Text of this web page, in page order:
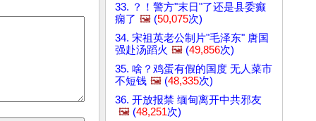
33. ？！警方"末日"了还是县委癫
痫了 🖼️ (50,075次)
34. 宋祖英老公制片"毛泽东" 唐国
强赴汤蹈火 🖼️ (49,856次)
35. 啥？鸡蛋有假的国度 无人菜市
不短钱 🖼️ (48,335次)
36. 开放报禁 缅甸离开中共邪友
🖼️ (48,251次)